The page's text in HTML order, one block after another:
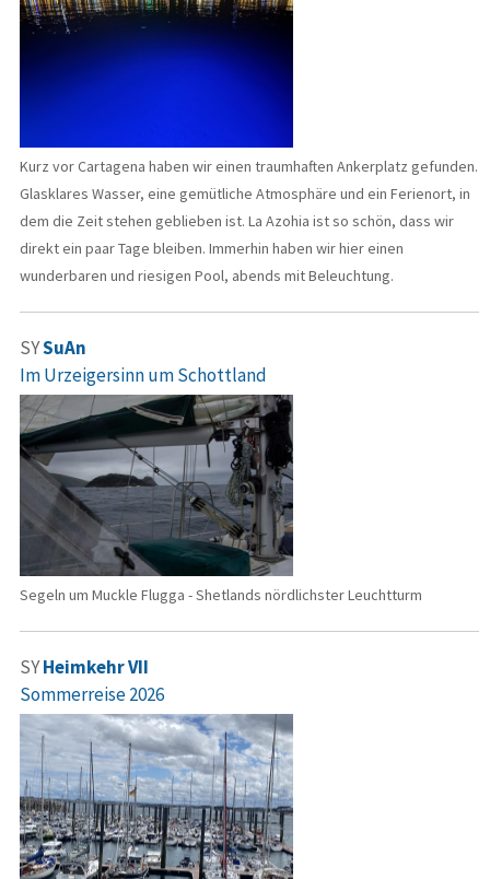
Kurz vor Cartagena haben wir einen traumhaften Ankerplatz gefunden.
Glasklares Wasser, eine gemütliche Atmosphäre und ein Ferienort, in
dem die Zeit stehen geblieben ist. La Azohia ist so schön, dass wir
direkt ein paar Tage bleiben. Immerhin haben wir hier einen
wunderbaren und riesigen Pool, abends mit Beleuchtung.
SYSuAn
Im Urzeigersinn um Schottland
Segeln um Muckle Flugga - Shetlands nördlichster Leuchtturm
SYHeimkehr VII
Sommerreise 2026